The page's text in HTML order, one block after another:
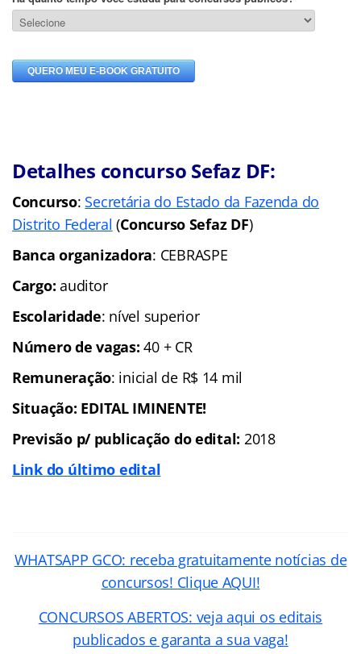
Detalhes concurso Sefaz DF:
Concurso: Secretária do Estado da Fazenda do
Distrito Federal (Concurso Sefaz DF)
Banca organizadora: CEBRASPE
Cargo:auditor
Escolaridade: nível superior
Número de vagas: 40 + CR
Remuneração: inicial de R$ 14 mil
Situação: EDITAL IMINENTE!
Previsão p/ publicação do edital: 2018
Link do último edital
WHATSAPP GCO: receba gratuitamente notícias de
concursos! Clique AQUI!
CONCURSOS ABERTOS: veja aqui os editais
publicados e garanta a sua vaga!